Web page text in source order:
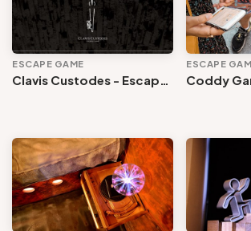
Volg ons
Groepen en touroperators
FR EN NL DE
Escape Game
Gemeente
Soort publiek
ESCAPE GAME ESCAPE
Coddy